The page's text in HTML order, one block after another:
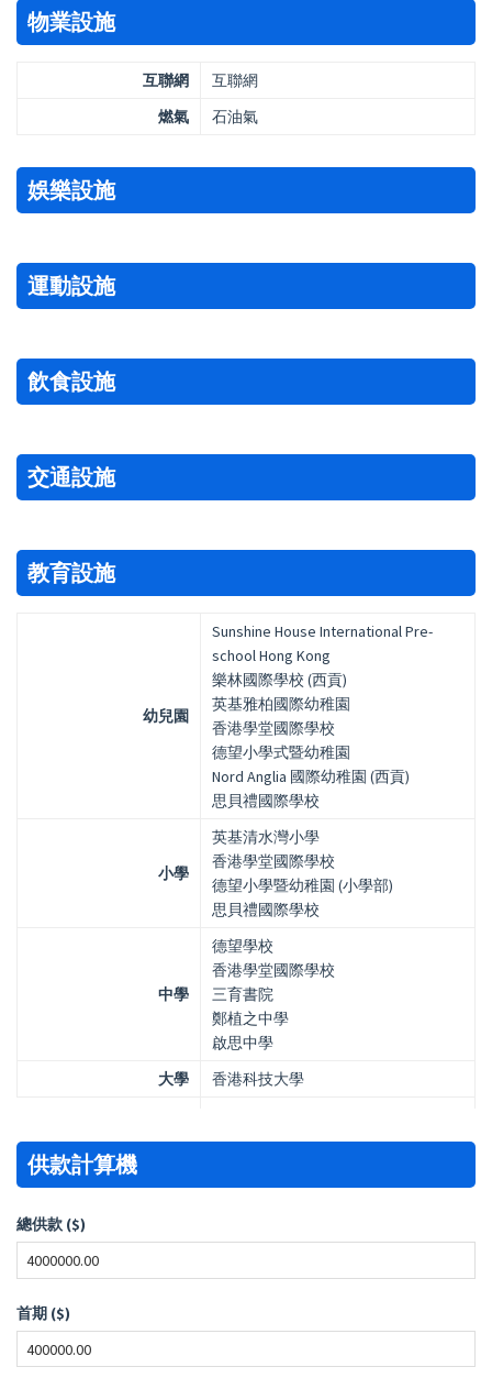
物業設施
互聯網
互聯網
燃氣
石油氣
娛樂設施
運動設施
飲食設施
交通設施
教育設施
幼兒園
Sunshine House International Pre-
school Hong Kong
樂林國際學校 (西貢)
英基雅柏國際幼稚園
香港學堂國際學校
德望小學式暨幼稚園
Nord Anglia 國際幼稚園 (西貢)
思貝禮國際學校
小學
英基清水灣小學
香港學堂國際學校
德望小學暨幼稚園 (小學部)
思貝禮國際學校
中學
德望學校
香港學堂國際學校
三育書院
鄭植之中學
啟思中學
大學
香港科技大學
供款計算機
總供款 ($)
首期 ($)